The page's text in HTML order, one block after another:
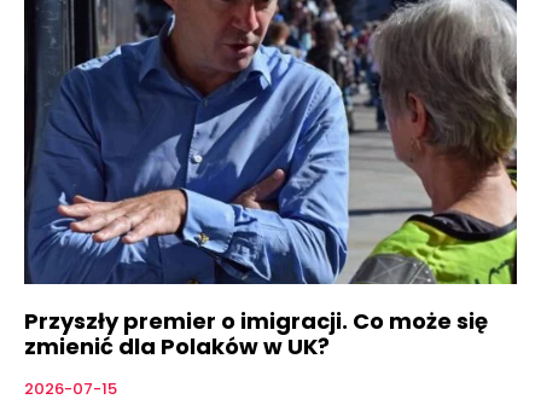
Przyszły premier o imigracji. Co może się
zmienić dla Polaków w UK?
2026-07-15